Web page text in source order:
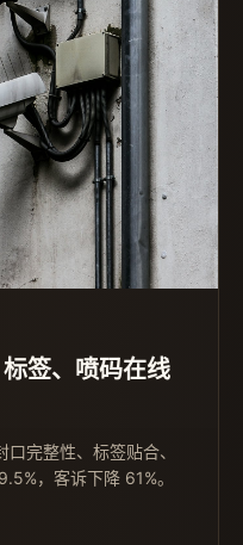
签、喷码在线
完整性、标签贴合、
，客诉下降 61%。